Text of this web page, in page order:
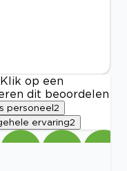
Klik op een
dit beoordelen
personeel 2
ervaring2